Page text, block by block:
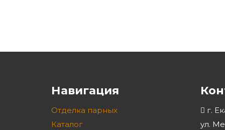
Навигация
Отделка парных
Каталог
г.
ул.